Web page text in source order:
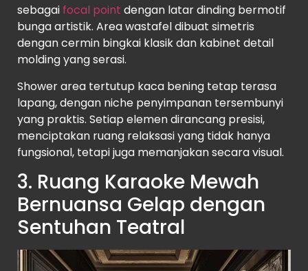
sebagai focal point dengan latar dinding bermotif
bunga artistik. Area wastafel dibuat simetris
dengan cermin bingkai klasik dan kabinet detail
molding yang serasi.
Shower area tertutup kaca bening tetap terasa
lapang, dengan niche penyimpanan tersembunyi
yang praktis. Setiap elemen dirancang presisi,
menciptakan ruang relaksasi yang tidak hanya
fungsional, tetapi juga memanjakan secara visual.
3. Ruang Karaoke Mewah
Bernuansa Gelap dengan
Sentuhan Teatral